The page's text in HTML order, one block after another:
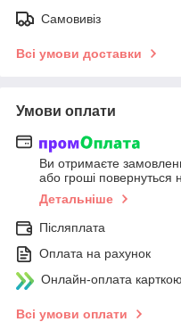
Самовивіз
Всі умови доставки
Умови оплати
Ви отримаєте
або гроші повернуться
Детальніше
Післяплата
Оплата на рахунок
Онлайн-оплата
Всі умови оплати